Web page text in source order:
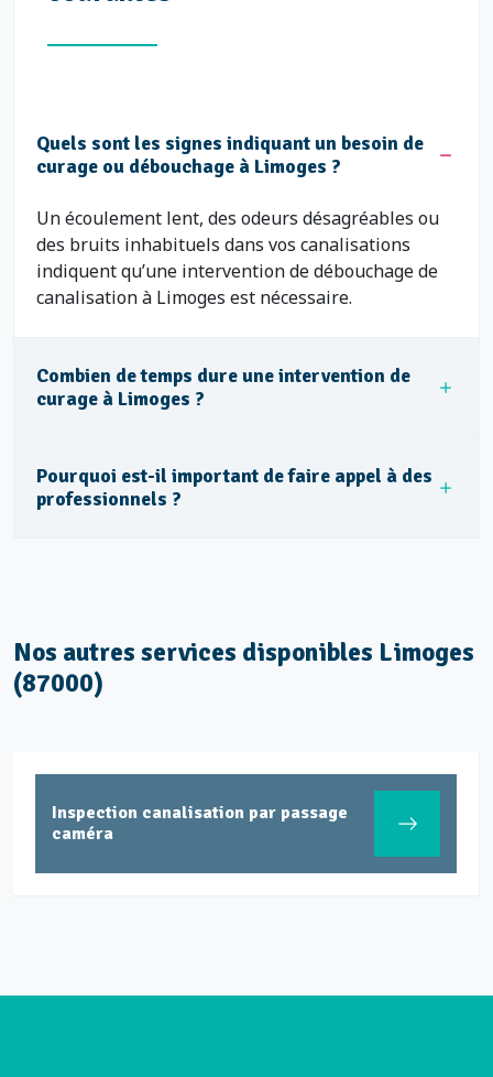
Le Puy-Las Rodas
Le Roussillon
Le Sablard
Le Vigenal
Les Charentes
Les Galeries
Les Homerides
Mas Jambost
Montjovis
Olivier de Serres
Renoir
Valadon
Quels sont les signes indiquant un besoin de
curage ou débouchage à Limoges ?
Un écoulement lent, des odeurs désagréables ou
des bruits inhabituels dans vos canalisations
indiquent qu’une intervention de débouchage de
canalisation à Limoges est nécessaire.
Combien de temps dure une intervention de
curage à Limoges ?
Pourquoi est-il important de faire appel à des
professionnels ?
Nos autres services disponibles Limoges
(87000)
Inspection canalisation par passage
caméra